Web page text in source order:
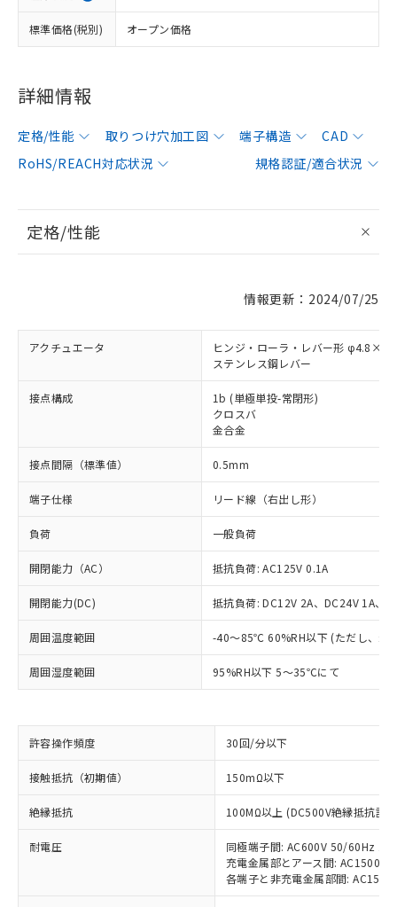
標準価格(税別) オープン価格
詳細情報
定格/性能 取りつけ穴加工図 端子構造
CAD
RoHS/REACH対応状況
規格認証/適合状況
定格/性能
情報更新：2024/07/25
アクチュエータ
ヒンジ・ローラ・レバー形
ステンレス鋼レバー
接点構成
1b (単極単投-常閉形)
クロスバ
金合金
接点間隔（標準値） 0.5mm
端子仕様 リード線（右出し形）
負荷 一般負荷
開閉能力（AC） 抵抗負荷: AC125V 0.1A
開閉能力(DC) 抵抗負荷: DC12V 2A、DC24V 1A、
周囲温度範囲 -40～85℃ 60%RH以下 (ただし、氷
周囲湿度範囲 95%RH以下 5～35℃にて
許容操作頻度 30回/分以下
接触抵抗（初期値） 150mΩ以下
絶縁抵抗 100MΩ以上 (DC500V絶縁抵抗計
耐電圧
同極端子間: AC600V 50/60Hz
充電金属部とアース間: AC1500V
各端子と非充電金属部間:
以下の条件をお読みいただき、同意のうえ
※1 対応状況
対応済み：EU RoHS指令（10物質）の
非含有に対応した製品が提供可能な商品で
す。
対応予定：EU RoHS指令（10物質）の非含
有に対応した製品に切り替える予定のある
対応予定なし：EU RoHS指令（10物質）の